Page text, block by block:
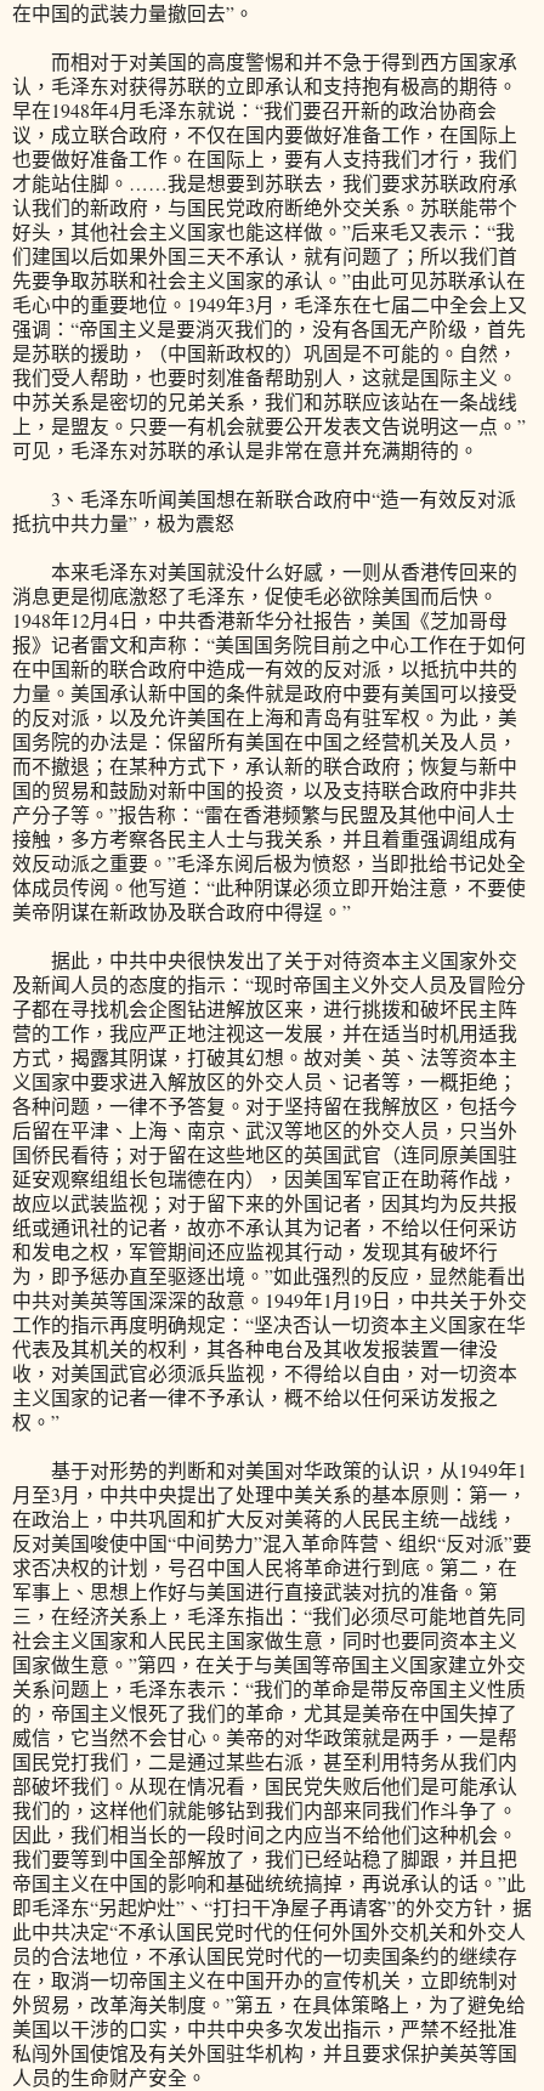
在中国的武装力量撤回去”。
而相对于对美国的高度警惕和并不急于得到西方国家承
认，毛泽东对获得苏联的立即承认和支持抱有极高的期待。
早在1948年4月毛泽东就说：“我们要召开新的政治协商会
议，成立联合政府，不仅在国内要做好准备工作，在国际上
也要做好准备工作。在国际上，要有人支持我们才行，我们
才能站住脚。……我是想要到苏联去，我们要求苏联政府承
认我们的新政府，与国民党政府断绝外交关系。苏联能带个
好头，其他社会主义国家也能这样做。”后来毛又表示：“我
们建国以后如果外国三天不承认，就有问题了；所以我们首
先要争取苏联和社会主义国家的承认。”由此可见苏联承认在
毛心中的重要地位。1949年3月，毛泽东在七届二中全会上又
强调：“帝国主义是要消灭我们的，没有各国无产阶级，首先
是苏联的援助，（中国新政权的）巩固是不可能的。自然，
我们受人帮助，也要时刻准备帮助别人，这就是国际主义。
中苏关系是密切的兄弟关系，我们和苏联应该站在一条战线
上，是盟友。只要一有机会就要公开发表文告说明这一点。”
可见，毛泽东对苏联的承认是非常在意并充满期待的。
3、毛泽东听闻美国想在新联合政府中“造一有效反对派
抵抗中共力量”，极为震怒
本来毛泽东对美国就没什么好感，一则从香港传回来的
消息更是彻底激怒了毛泽东，促使毛必欲除美国而后快。
1948年12月4日，中共香港新华分社报告，美国《芝加哥母
报》记者雷文和声称：“美国国务院目前之中心工作在于如何
在中国新的联合政府中造成一有效的反对派，以抵抗中共的
力量。美国承认新中国的条件就是政府中要有美国可以接受
的反对派，以及允许美国在上海和青岛有驻军权。为此，美
国务院的办法是：保留所有美国在中国之经营机关及人员，
而不撤退；在某种方式下，承认新的联合政府；恢复与新中
国的贸易和鼓励对新中国的投资，以及支持联合政府中非共
产分子等。”报告称：“雷在香港频繁与民盟及其他中间人士
接触，多方考察各民主人士与我关系，并且着重强调组成有
效反动派之重要。”毛泽东阅后极为愤怒，当即批给书记处全
体成员传阅。他写道：“此种阴谋必须立即开始注意，不要使
美帝阴谋在新政协及联合政府中得逞。”
据此，中共中央很快发出了关于对待资本主义国家外交
及新闻人员的态度的指示：“现时帝国主义外交人员及冒险分
子都在寻找机会企图钻进解放区来，进行挑拨和破坏民主阵
营的工作，我应严正地注视这一发展，并在适当时机用适我
方式，揭露其阴谋，打破其幻想。故对美、英、法等资本主
义国家中要求进入解放区的外交人员、记者等，一概拒绝；
各种问题，一律不予答复。对于坚持留在我解放区，包括今
后留在平津、上海、南京、武汉等地区的外交人员，只当外
国侨民看待；对于留在这些地区的英国武官（连同原美国驻
延安观察组组长包瑞德在内），因美国军官正在助蒋作战，
故应以武装监视；对于留下来的外国记者，因其均为反共报
纸或通讯社的记者，故亦不承认其为记者，不给以任何采访
和发电之权，军管期间还应监视其行动，发现其有破坏行
为，即予惩办直至驱逐出境。”如此强烈的反应，显然能看出
中共对美英等国深深的敌意。1949年1月19日，中共关于外交
工作的指示再度明确规定：“坚决否认一切资本主义国家在华
代表及其机关的权利，其各种电台及其收发报装置一律没
收，对美国武官必须派兵监视，不得给以自由，对一切资本
主义国家的记者一律不予承认，概不给以任何采访发报之
权。”
基于对形势的判断和对美国对华政策的认识，从1949年1
月至3月，中共中央提出了处理中美关系的基本原则：第一，
在政治上，中共巩固和扩大反对美蒋的人民民主统一战线，
反对美国唆使中国“中间势力”混入革命阵营、组织“反对派”要
求否决权的计划，号召中国人民将革命进行到底。第二，在
军事上、思想上作好与美国进行直接武装对抗的准备。第
三，在经济关系上，毛泽东指出：“我们必须尽可能地首先同
社会主义国家和人民民主国家做生意，同时也要同资本主义
国家做生意。”第四，在关于与美国等帝国主义国家建立外交
关系问题上，毛泽东表示：“我们的革命是带反帝国主义性质
的，帝国主义恨死了我们的革命，尤其是美帝在中国失掉了
威信，它当然不会甘心。美帝的对华政策就是两手，一是帮
国民党打我们，二是通过某些右派，甚至利用特务从我们内
部破坏我们。从现在情况看，国民党失败后他们是可能承认
我们的，这样他们就能够钻到我们内部来同我们作斗争了。
因此，我们相当长的一段时间之内应当不给他们这种机会。
我们要等到中国全部解放了，我们已经站稳了脚跟，并且把
帝国主义在中国的影响和基础统统搞掉，再说承认的话。”此
即毛泽东“另起炉灶”、“打扫干净屋子再请客”的外交方针，据
此中共决定“不承认国民党时代的任何外国外交机关和外交人
员的合法地位，不承认国民党时代的一切卖国条约的继续存
在，取消一切帝国主义在中国开办的宣传机关，立即统制对
外贸易，改革海关制度。”第五，在具体策略上，为了避免给
美国以干涉的口实，中共中央多次发出指示，严禁不经批准
私闯外国使馆及有关外国驻华机构，并且要求保护美英等国
人员的生命财产安全。